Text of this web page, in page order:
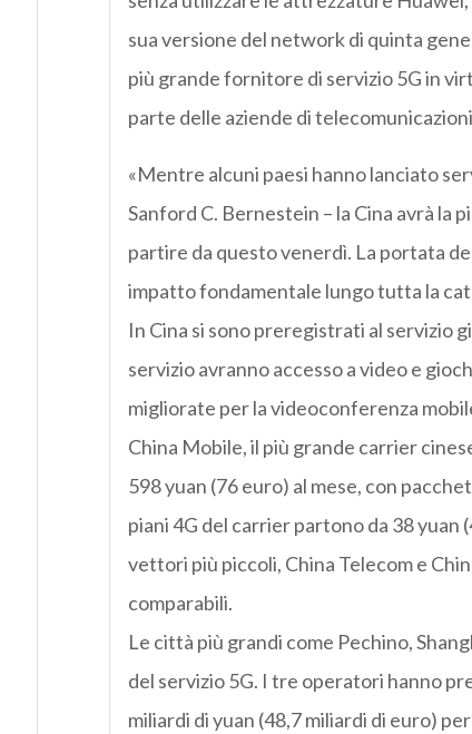
sua versione del network di quinta
più grande fornitore di servizio 5G in
parte delle aziende di
«Mentre alcuni paesi hanno lanciato
Sanford C. Bernestein – la Cina avrà la
partire da questo venerdì. La portata
impatto fondamentale lungo tutta la
In Cina si sono preregistrati al servizio
servizio avranno accesso a video e
migliorate per la videoconferenza
China Mobile, il più grande carrier
598 yuan (76 euro) al mese, con
piani 4G del carrier partono da 38 yuan
vettori più piccoli, China Telecom e
comparabili.
Le città più grandi come Pechino,
del servizio 5G. I tre operatori hanno
miliardi di yuan (48,7 miliardi di euro)